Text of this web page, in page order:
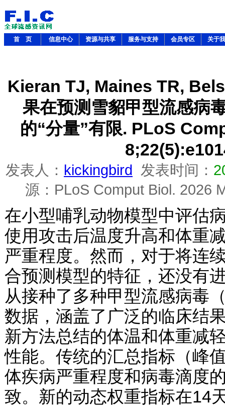
首 页 信息中心 资源与共享 服务与支持 会员专区 关于
Kieran TJ, Maines TR,
果在预测雪貂甲型流感病
的“分量”有限. PLoS
发表人： kickingbird 发表时间：
源：PLoS Comput Biol. 2026
在小型哺乳动物模型中评估
使用攻击后温度升高和体重
严重程度。然而，对于将连
合预测模型的特征，还没有
从接种了多种甲型流感病毒
数据，涵盖了广泛的临床结
新方法总结的体温和体重减
性能。传统的汇总指标（峰
体疾病严重程度和病毒滴度
致。新的动态权重指标在14